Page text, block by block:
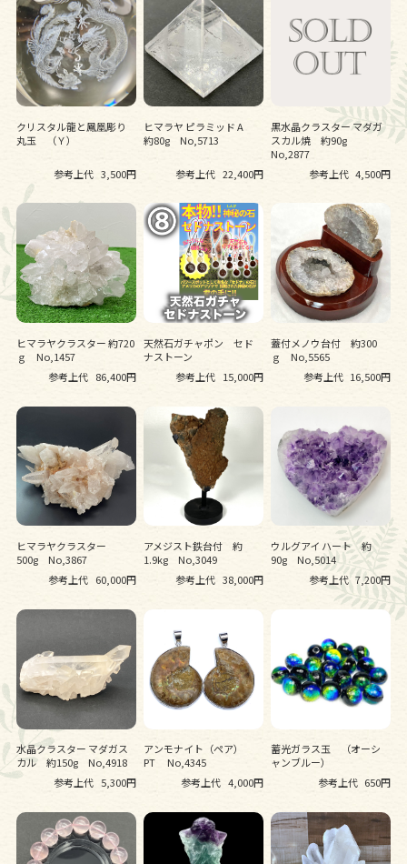
クリスタル龍と鳳凰彫り
丸玉 （Ｙ）
参考上代 3,500円
ヒマラヤ ピラミッド A
約80g No,5713
参考上代 22,400円
黒水晶クラスター マダガ
スカル焼 約90g
No,2877
参考上代 4,500円
ヒマラヤクラスター 約720
ｇ No,1457
参考上代 86,400円
天然石ガチャポン セド
ナストーン
参考上代 15,000円
蓋付メノウ台付 約300
ｇ No,5565
参考上代 16,500円
ヒマラヤクラスター
500g No,3867
参考上代 60,000円
アメジスト鉄台付 約
1.9kg No,3049
参考上代 38,000円
ウルグアイ ハート 約
90g No,5014
参考上代 7,200円
水晶クラスター マダガス
カル 約150g No,4918
参考上代 5,300円
アンモナイト（ペア）
PT No,4345
参考上代 4,000円
蓄光ガラス玉 （オーシ
ャンブルー）
参考上代 650円